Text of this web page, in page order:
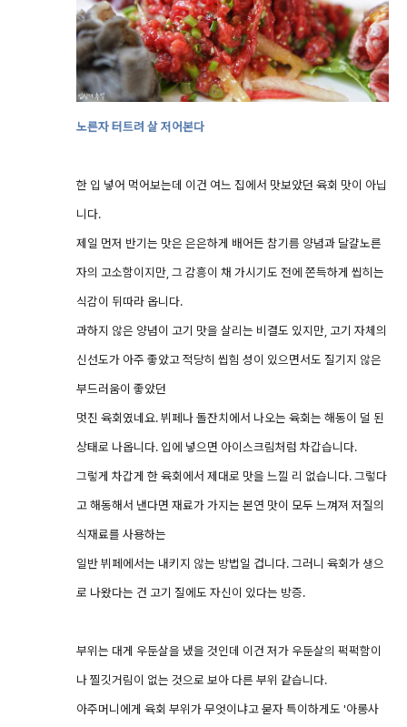
노른자 터트려 살 저어본다
한 입 넣어 먹어보는데 이건 여느 집에서 맛보았던 육회 맛이 아닙
니다.
제일 먼저 반기는 맛은 은은하게 배어든 참기름 양념과 달걀노른
자의 고소함이지만, 그 감흥이 채 가시기도 전에 쫀득하게 씹히는
식감이 뒤따라 옵니다.
과하지 않은 양념이 고기 맛을 살리는 비결도 있지만, 고기 자체의
신선도가 아주 좋았고 적당히 씹힘 성이 있으면서도 질기지 않은
부드러움이 좋았던
멋진 육회였네요. 뷔페나 돌잔치에서 나오는 육회는 해동이 덜 된
상태로 나옵니다. 입에 넣으면 아이스크림처럼 차갑습니다.
그렇게 차갑게 한 육회에서 제대로 맛을 느낄 리 없습니다. 그렇다
고 해동해서 낸다면 재료가 가지는 본연 맛이 모두 느껴져 저질의
식재료를 사용하는
일반 뷔페에서는 내키지 않는 방법일 겁니다. 그러니 육회가 생으
로 나왔다는 건 고기 질에도 자신이 있다는 방증.
부위는 대게 우둔살을 냈을 것인데 이건 저가 우둔살의 퍽퍽함이
나 찔깃거림이 없는 것으로 보아 다른 부위 같습니다.
아주머니에게 육회 부위가 무엇이냐고 묻자 특이하게도 '아롱사